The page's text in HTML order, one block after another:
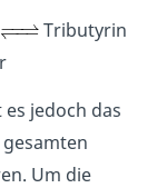
Tributyrin
jedoch das
Um die